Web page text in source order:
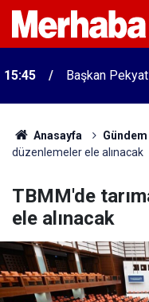
15:45 Başkan
Anasayfa Gündem
düzenlemeler ele alınacak
TBMM'de
ele alınacak